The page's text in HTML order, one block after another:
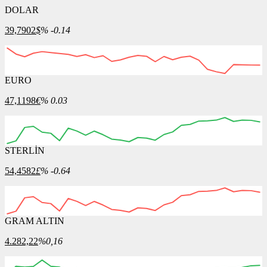
DOLAR
39,7902$% -0.14
12:00
EURO
47,1198€% 0.03
12:00
STERLİN
54,4582£% -0.64
12:00 13:00
GRAM ALTIN
4.282,22%0,16